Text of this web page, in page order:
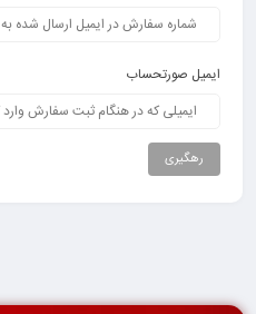
ایمیل صورتحساب
رهگیری